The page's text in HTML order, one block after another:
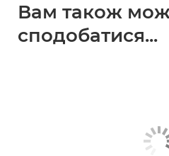
Вам також
сподобатися...